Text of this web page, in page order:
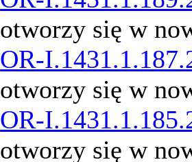
otworzy się w
OR-
otworzy się w
OR-
otworzy się w